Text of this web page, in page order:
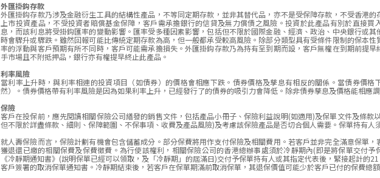
外匯掛鈎存款
外匯掛鈎存款乃涉及金融衍生工具的結構性產品，不等同定期存款，並非其替代品，亦不是受保障存款，不受香港
上市投資產品，不受投資者賠償基金保障，客戶需承擔銀行的信貸及無力償債之風險。投資於此產品有別於直接買
息，而該利息將受掛鈎匯率的變動影響。匯率受多種因素影響，包括但不限於國際金融、經濟、政治、中央銀行或
時會驟升或驟跌。雖然回報可能比傳統定期存款為高，但一般都承受較高風險。除部分類型具有受條件限制的保本
率的浮動與客戶預期有所不同時，客戶可能需承擔損失。外匯掛鈎存款乃為持有至到期而設，客戶無權在到期前提
手市場且不附抵押品，銀行亦有權提早終止此產品。
利率風險
當利率上升時，與利率相連的投資項目（如債券）的價格會相應下跌。債券價格及孳息有相反的關係。當債券價格
然）。債券價格帶有利率風險是因為如果利率上升，已經發行了的債券的吸引力會降低。除非債券孳息及價格能相應
保險
客戶在投保前，應先閱讀相關保險公司繕發的銷售文件，包括產品小冊子、保險利益說明(如適用)及保單文件及條款
但不限於詳盡條款、細則、保障範圍、不保事項、收費及產品風險)及考慮該保險產品是否切合個人需要。保單持有人
就人壽保險而言，保險計劃有機會包含儲蓄成分。部分保費將用作支付保險及相關費用。若客戶並非完全滿意保單
獲退還已繳的相關保費及保費徵費。為行使該權利，相關保險公司的香港總辦事處須於冷靜期內(即是將保單交付予
《冷靜期通知書》(說明保單已經可以領取，及「冷靜期」的屆滿日)交付予保單持有人或其指定代表後，緊接起計的
客戶簽署的取消保單通知書。冷靜期結束後，若客戶在保單期滿前取消保單，其退保價值可能少於客戶已付的保費總